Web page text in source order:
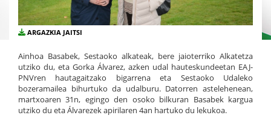
ARGAZKIA JAITSI
Ainhoa Basabek, Sestaoko alkateak, bere jaioterriko Alkatetza
utziko du, eta Gorka Álvarez, azken udal hauteskundeetan EAJ-
PNVren hautagaitzako bigarrena eta Sestaoko Udaleko
bozeramailea bihurtuko da udalburu. Datorren astelehenean,
martxoaren 31n, egingo den osoko bilkuran Basabek kargua
utziko du eta Álvarezek apirilaren 4an hartuko du lekukoa.